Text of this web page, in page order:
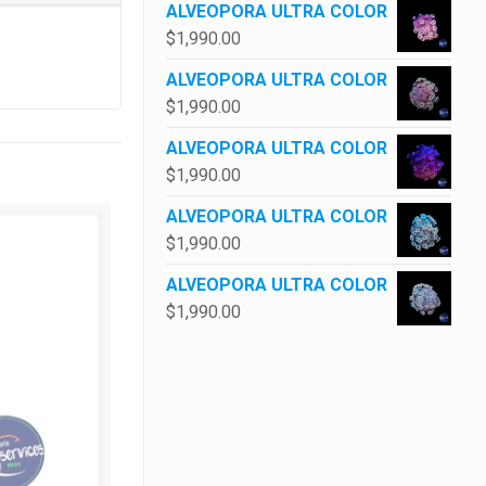
ALVEOPORA ULTRA COLOR
$1,990.00
ALVEOPORA ULTRA COLOR
$1,990.00
ALVEOPORA ULTRA COLOR
$1,990.00
ALVEOPORA ULTRA COLOR
$1,990.00
ALVEOPORA ULTRA COLOR
$1,990.00